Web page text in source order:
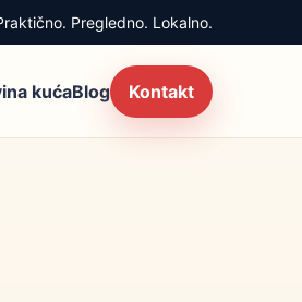
Pregledno. Lokalno.
kućaBlog Kontakt